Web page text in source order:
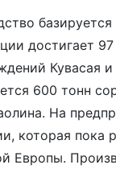
достигает
Кувасая
600 тонн
На
которая пока
Европы.